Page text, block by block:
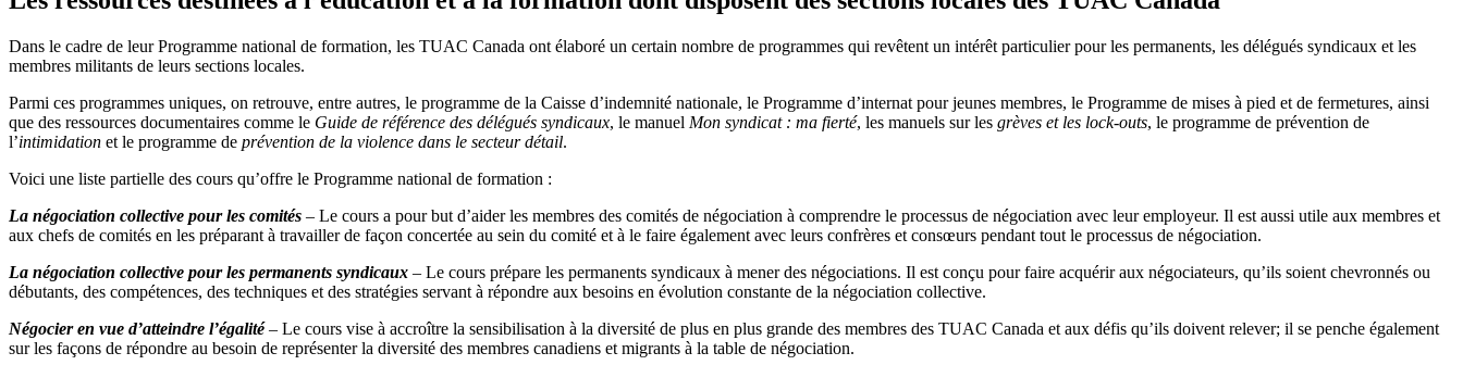
Dans le cadre de leur Programme national de formation, les TUAC Canada ont élaboré un certain nombre de programmes qui revêtent un intérêt particulier pour les permanents, les délégués syndicaux et les
membres militants de leurs sections locales.
Parmi ces programmes uniques, on retrouve, entre autres, le programme de la Caisse d’indemnité nationale, le Programme d’internat pour jeunes membres, le Programme de mises à pied et de fermetures, ainsi
que des ressources documentaires comme le Guide de référence des délégués syndicaux, le manuel Mon syndicat : ma fierté, les manuels sur les grèves et les lock-outs, le programme de prévention de
l’intimidation et le programme de prévention de la violence dans le secteur détail.
Voici une liste partielle des cours qu’offre le Programme national de formation :
La négociation collective pour les comités – Le cours a pour but d’aider les membres des comités de négociation à comprendre le processus de négociation avec leur employeur. Il est aussi utile aux membres et
aux chefs de comités en les préparant à travailler de façon concertée au sein du comité et à le faire également avec leurs confrères et consœurs pendant tout le processus de négociation.
La négociation collective pour les permanents syndicaux – Le cours prépare les permanents syndicaux à mener des négociations. Il est conçu pour faire acquérir aux négociateurs, qu’ils soient chevronnés ou
débutants, des compétences, des techniques et des stratégies servant à répondre aux besoins en évolution constante de la négociation collective.
Négocier en vue d’atteindre l’égalité– Le cours vise à accroître la sensibilisation à la diversité de plus en plus grande des membres des TUAC Canada et aux défis qu’ils doivent relever; il se penche également
sur les façons de répondre au besoin de représenter la diversité des membres canadiens et migrants à la table de négociation.